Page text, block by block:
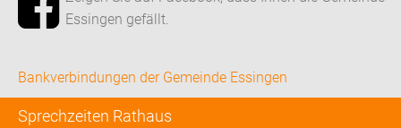
Essingen gefällt.
Bankverbindungen der Gemeinde Essingen
Sprechzeiten Rathaus